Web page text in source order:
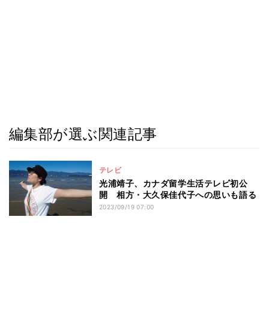
編集部が選ぶ関連記事
テレビ
光浦靖子、カナダ留学生活テレビ初公
開 相方・大久保佳代子への思いも語る
2023/09/19 07:00